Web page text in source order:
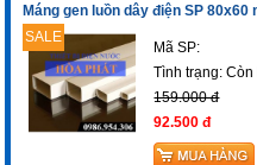
Máng gen luồn dây điện SP 80x60
SALE
Mã SP:
Tình trạng:Còn
159.000 đ
92.500 đ